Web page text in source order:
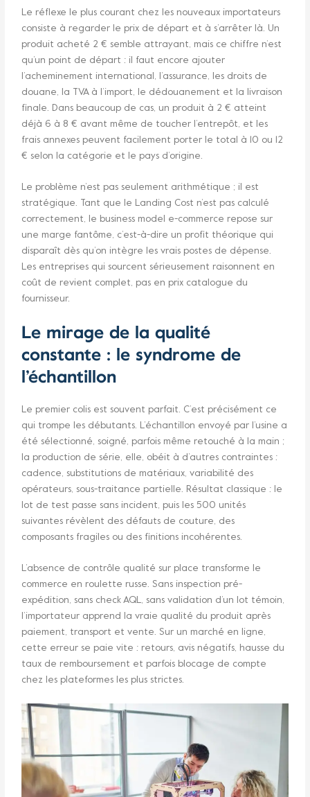
Le réflexe le plus courant chez les nouveaux importateurs
consiste à regarder le prix de départ et à s’arrêter là. Un
produit acheté 2 € semble attrayant, mais ce chiffre n’est
qu’un point de départ : il faut encore ajouter
l’acheminement international, l’assurance, les droits de
douane, la TVA à l’import, le dédouanement et la livraison
finale. Dans beaucoup de cas, un produit à 2 € atteint
déjà 6 à 8 € avant même de toucher l’entrepôt, et les
frais annexes peuvent facilement porter le total à 10 ou 12
€ selon la catégorie et le pays d’origine.
Le problème n’est pas seulement arithmétique ; il est
stratégique. Tant que le Landing Cost n’est pas calculé
correctement, le business model e-commerce repose sur
une marge fantôme, c’est-à-dire un profit théorique qui
disparaît dès qu’on intègre les vrais postes de dépense.
Les entreprises qui sourcent sérieusement raisonnent en
coût de revient complet, pas en prix catalogue du
fournisseur.
Le mirage de la qualité
constante : le syndrome de
l’échantillon
Le premier colis est souvent parfait. C’est précisément ce
qui trompe les débutants. L’échantillon envoyé par l’usine a
été sélectionné, soigné, parfois même retouché à la main ;
la production de série, elle, obéit à d’autres contraintes :
cadence, substitutions de matériaux, variabilité des
opérateurs, sous-traitance partielle. Résultat classique : le
lot de test passe sans incident, puis les 500 unités
suivantes révèlent des défauts de couture, des
composants fragiles ou des finitions incohérentes.
L’absence de contrôle qualité sur place transforme le
commerce en roulette russe. Sans inspection pré-
expédition, sans check AQL, sans validation d’un lot témoin,
l’importateur apprend la vraie qualité du produit après
paiement, transport et vente. Sur un marché en ligne,
cette erreur se paie vite : retours, avis négatifs, hausse du
taux de remboursement et parfois blocage de compte
chez les plateformes les plus strictes.